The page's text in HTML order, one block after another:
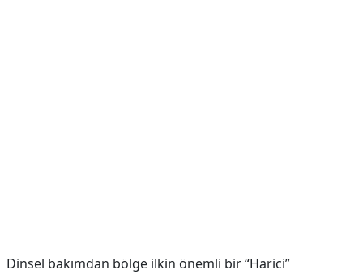
Dinsel bakımdan bölge ilkin önemli bir “Harici”